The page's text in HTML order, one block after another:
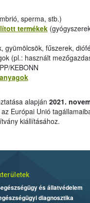
sperma, stb.)
termékek
fűszerek,
(pl.: használt
KEBONN
alapján 2021.
Európai Unió
kiállításához.
és állatvédelem
diagnosztika